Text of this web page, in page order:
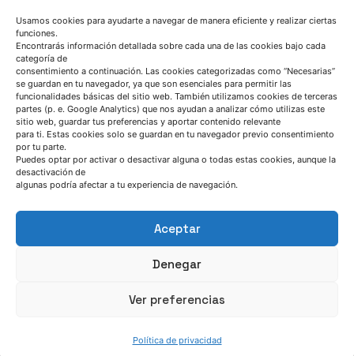
Usamos cookies para ayudarte a navegar de manera eficiente y realizar ciertas
funciones.
Encontrarás información detallada sobre cada una de las cookies bajo cada
categoría de
consentimiento a continuación. Las cookies categorizadas como “Necesarias”
se guardan en tu navegador, ya que son esenciales para permitir las
funcionalidades básicas del sitio web. También utilizamos cookies de terceras
partes (p. e. Google Analytics) que nos ayudan a analizar cómo utilizas este
sitio web, guardar tus preferencias y aportar contenido relevante
para ti. Estas cookies solo se guardan en tu navegador previo consentimiento
por tu parte.
Puedes optar por activar o desactivar alguna o todas estas cookies, aunque la
desactivación de
algunas podría afectar a tu experiencia de navegación.
Aceptar
Denegar
Ver preferencias
Política de privacidad
HABLEMOS
Cómo llegar a AZTERLAN